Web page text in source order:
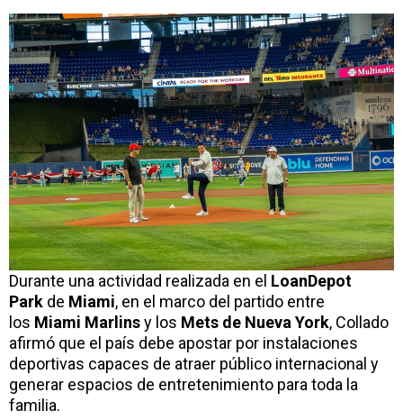
Durante una actividad realizada en el LoanDepot
Park de Miami, en el marco del partido entre
los Miami Marlinsy los Mets de Nueva York, Collado
afirmó que el país debe apostar por instalaciones
deportivas capaces de atraer público internacional y
generar espacios de entretenimiento para toda la
familia.